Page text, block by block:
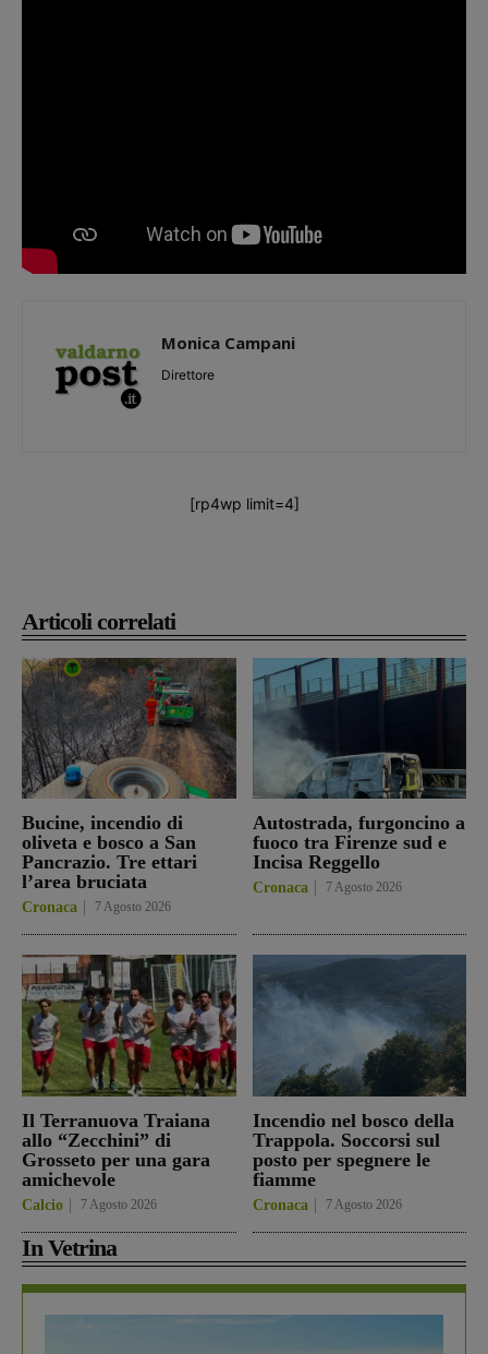
Articoli correlati
Bucine, incendio di
oliveta e bosco a San
Pancrazio. Tre ettari
l’area bruciata
Cronaca 7 Agosto 2026
Autostrada, furgoncino a
fuoco tra Firenze sud e
Incisa Reggello
Cronaca 7 Agosto 2026
Il Terranuova Traiana
allo “Zecchini” di
Grosseto per una gara
amichevole
Calcio 7 Agosto 2026
Incendio nel bosco della
Trappola. Soccorsi sul
posto per spegnere le
fiamme
Cronaca 7 Agosto 2026
In Vetrina
Monica Campani
Direttore
[rp4wp limit=4]